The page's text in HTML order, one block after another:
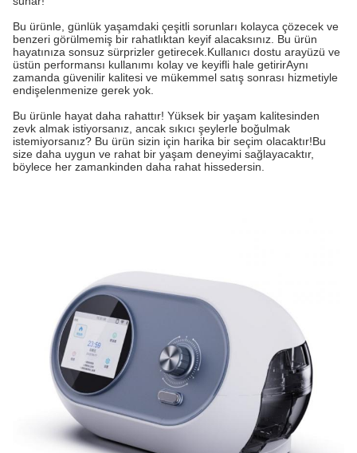
Bu ürünle, günlük yaşamdaki çeşitli sorunları kolayca çözecek ve
benzeri görülmemiş bir rahatlıktan keyif alacaksınız. Bu ürün
hayatınıza sonsuz sürprizler getirecek.Kullanıcı dostu arayüzü ve
üstün performansı kullanımı kolay ve keyifli hale getirirAynı
zamanda güvenilir kalitesi ve mükemmel satış sonrası hizmetiyle
endişelenmenize gerek yok.
Bu ürünle hayat daha rahattır! Yüksek bir yaşam kalitesinden
zevk almak istiyorsanız, ancak sıkıcı şeylerle boğulmak
istemiyorsanız? Bu ürün sizin için harika bir seçim olacaktır!Bu
size daha uygun ve rahat bir yaşam deneyimi sağlayacaktır,
böylece her zamankinden daha rahat hissedersin.